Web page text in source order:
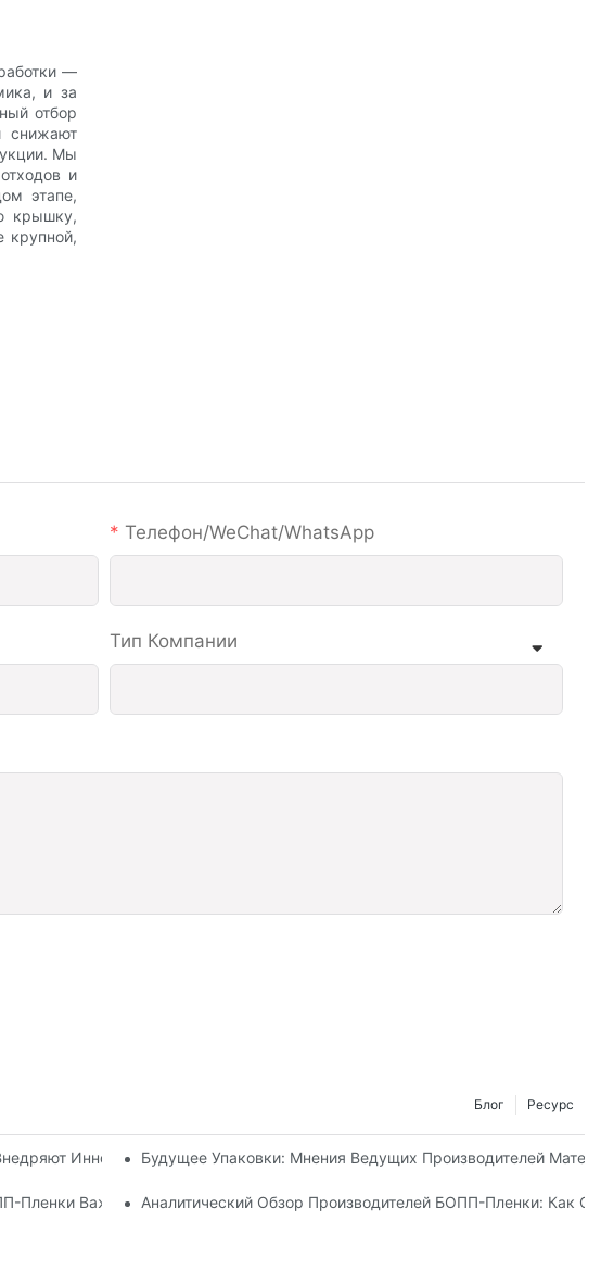
—
и за
отбор
снижают
Мы
и
этапе,
крышку,
крупной,
Телефон/WeChat/WhatsApp
Тип Компании
Ресурс
Блог
Инновации Для Обеспечения Экологической Устойчивости
Будущее Упаковки: Мнения Ведущих Производителей
Пленки Важен Для Вашего Бизнеса
Аналитический Обзор Производителей БОПП-Пленки: Как